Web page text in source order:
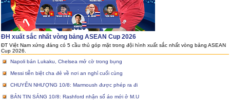
ĐH xuất sắc nhất vòng bảng ASEAN Cup 2026
ĐT Việt Nam xứng đáng có 5 cầu thủ góp mặt trong đội hình xuất sắc nhất vòng bảng ASEAN
Cup 2026.
Napoli bán Lukaku, Chelsea mở cờ trong bụng
Messi tiễn biệt cha đẻ về nơi an nghỉ cuối cùng
CHUYỂN NHƯỢNG 10/8: Marmoush được phép ra đi
BẢN TIN SÁNG 10/8: Rashford nhận số áo mới ở M.U